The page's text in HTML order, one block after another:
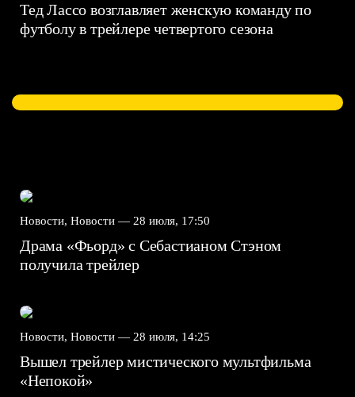
Тед Лассо возглавляет женскую команду по
футболу в трейлере четвертого сезона
Новости, Новости — 28 июля, 17:50
Драма «Фьорд» с Себастианом Стэном
получила трейлер
Новости, Новости — 28 июля, 14:25
Вышел трейлер мистического мультфильма
«Непокой»